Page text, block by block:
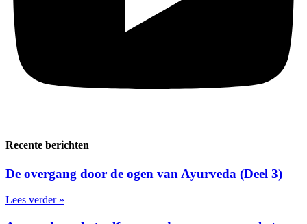
Recente berichten
De overgang door de ogen van Ayurveda (Deel 3)
Lees verder »